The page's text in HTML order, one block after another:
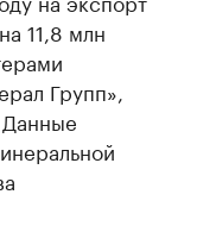
11,8 млн
Групп»,